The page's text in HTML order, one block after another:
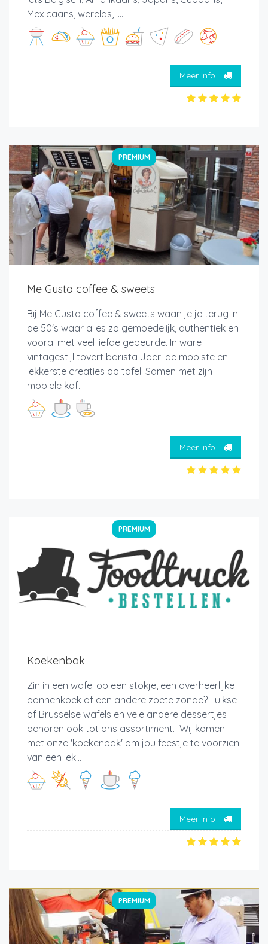
Mexicaans, werelds, .....
Meer info
PREMIUM
Me Gusta coffee & sweets
Bij Me Gusta coffee & sweets waan je je terug in
de 50's waar alles zo gemoedelijk, authentiek en
vooral met veel liefde gebeurde. In ware
vintagestijl tovert barista Joeri de mooiste en
lekkerste creaties op tafel. Samen met zijn
mobiele kof...
Meer info
PREMIUM
Koekenbak
Zin in een wafel op een stokje, een overheerlijke
pannenkoek of een andere zoete zonde? Luikse
of Brusselse wafels en vele andere dessertjes
behoren ook tot ons assortiment. Wij komen
met onze 'koekenbak' om jou feestje te voorzien
van een lek...
Meer info
PREMIUM